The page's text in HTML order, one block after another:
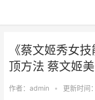
《蔡文姬秀女
顶方法 蔡文姬
作者： admin • 更新时间